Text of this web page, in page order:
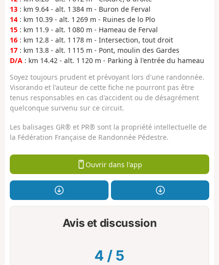
13 : km 9.64 - alt. 1 384 m - Buron de Ferval
14 : km 10.39 - alt. 1 269 m - Ruines de lo Plo
15 : km 11.9 - alt. 1 080 m - Hameau de Ferval
16 : km 12.8 - alt. 1 178 m - Intersection, tout droit
17 : km 13.8 - alt. 1 115 m - Pont, moulin des Gardes
D/A : km 14.42 - alt. 1 120 m - Parking à l'entrée du hameau
Soyez toujours prudent et prévoyant lors d'une randonnée.
Visorando et l'auteur de cette fiche ne pourront pas être
tenus responsables en cas d'accident ou de désagrément
quelconque survenu sur ce circuit.
Les balisages GR® et PR® sont la propriété intellectuelle de
la Fédération Française de Randonnée Pédestre.
Ouvrir dans l'app
Avis et discussion
4 / 5